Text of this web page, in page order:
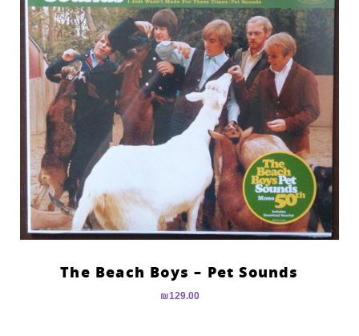
The Beach Boys – Pet Sounds
₪129.00